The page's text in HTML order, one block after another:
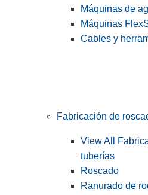
Máquinas de
Máquinas
Cables y
Fabricación de
View All
tuberías
Roscado
Ranurado de